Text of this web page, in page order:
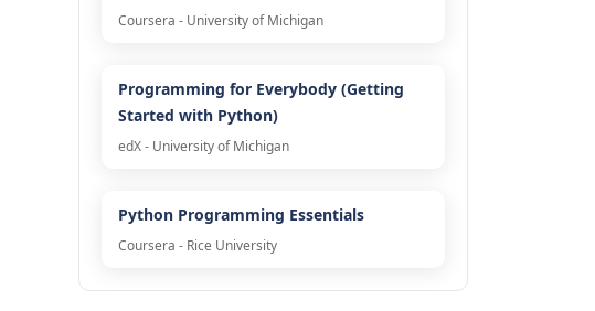
Coursera - University of Michigan
Programming for Everybody (Getting
Started with Python)
edX - University of Michigan
Python Programming Essentials
Coursera - Rice University